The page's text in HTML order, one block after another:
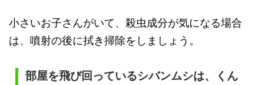
小さいお子さんがいて、殺虫成分が気になる場合
は、噴射の後に拭き掃除をしましょう。
部屋を飛び回っているシバンムシは、くん